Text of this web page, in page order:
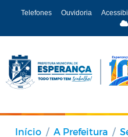
Telefones Ouvidoria
Início A Prefeitura